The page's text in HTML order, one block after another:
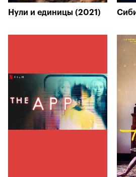
Нули и единицы (2021)